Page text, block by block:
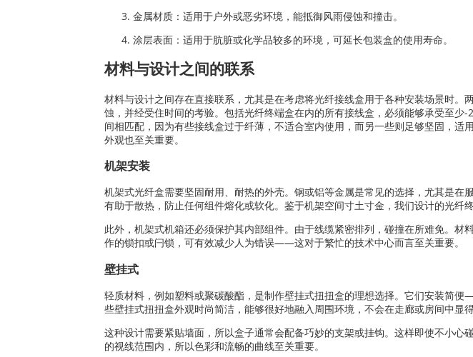
金属材质：适用于户外或恶劣环境，能抵御风雨侵蚀和撞击。
涂层表面：适用于肮脏或化学品较多的环境，可延长包装盒的使用寿命。
材料与设计之间的联系
材料与设计之间存在直接联系，尤其是在考虑将光纤接线盒用于各种安装场景时
蚀，并经受住时间的考验。包括光纤终端盒在内的所有接线盒，必须能够承受至少
间相匹配，因为有些接线盒过于纤薄，不适合室内使用，而另一些则足够坚固，
外观也至关重要。
机架安装
机架式光纤盒需要坚固耐用、耐热的外壳。钢或铝等金属是常见的选择，尤其是
有助于散热，防止任何组件熔化或软化。鉴于机架空间寸土寸金，我们设计的光纤
此外，机架式机箱还必须保护其内部组件。由于线缆紧密排列，碰撞在所难免。
作的锁扣或闩锁，可有效减少人为错误——这对于繁忙的技术中心而言至关重要。
壁挂式
轻质材料，例如塑料或聚碳酸酯，是制作壁挂式扭扭盒的理想选择。它们安装简
些壁挂式扭扭盒外观时尚简洁，能够很好地融入周围环境，不会在走廊或房间中显得
这种设计需要紧贴墙面，所以盒子通常会配备巧妙的支架或挂钩。这样即使不小
的视线范围内，所以色彩和流畅的曲线至关重要。